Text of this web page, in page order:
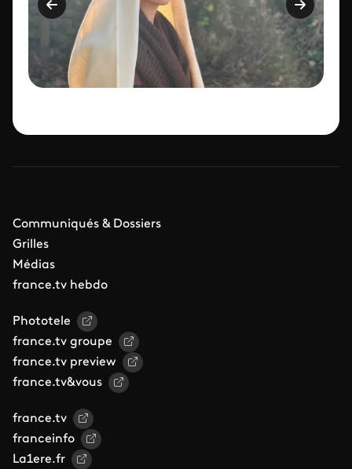
Communiqués & Dossiers
Grilles
Médias
france.tv hebdo
Phototele
france.tv groupe
france.tv preview
france.tv&vous
france.tv
franceinfo
La1ere.fr